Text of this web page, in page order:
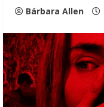
Bárbara Allen